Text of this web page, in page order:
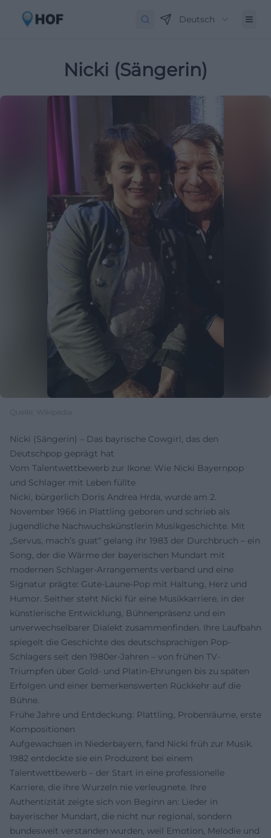
Deutsch
Nicki (Sängerin)
Quelle: Wikipedia
Nicki (Sängerin) – Das bayrische Cowgirl, das den
Deutschpop geprägt hat
Vom Talentwettbewerb zur Ikone: Wie Nicki Bayernpop
und Schlager mit Leben füllte
Nicki, bürgerlich Doris Andrea Hrda, wurde am 2.
November 1966 in Plattling geboren und schrieb als
jugendliche Nachwuchskünstlerin Musikgeschichte. Mit
„Servus, mach’s guat“ gelang ihr 1983 der Durchbruch – ein
Song, der die Wärme der bayerischen Mundart mit
modernen Schlager-Arrangements verband und eine
Signatur prägte: Gute-Laune-Pop mit Haltung, Herz und
Humor. Seither steht Nicki für eine Musikkarriere, in der
künstlerische Entwicklung, Bühnenpräsenz und ein
unverwechselbarer Dialekt zusammenfinden. Ihre Laufbahn
spiegelt die Geschichte des deutschsprachigen Pop-
Schlagers seit den 1980er-Jahren – von frühen TV-
Triumpfen über Gold- und Platin-Ehrungen bis zu späten
Erfolgen und einer bemerkenswerten Rückkehr auf die
Bühne.
Frühe Jahre und Entdeckung: Plattling, Probenräume, erste
Kompositionen
Aufgewachsen in Niederbayern, fand Nicki früh zur Musik.
1982 entdeckte sie ein Produzent bei einem
Talentwettbewerb – der Start in eine professionelle
Karriere, die ihre Wurzeln nie verleugnete. Ihre
Authentizität zeigte sich von Beginn an: Lieder in
bayerischer Mundart, die nicht nur regional, sondern
bundesweit verstanden wurden, weil Emotion, Melodie und